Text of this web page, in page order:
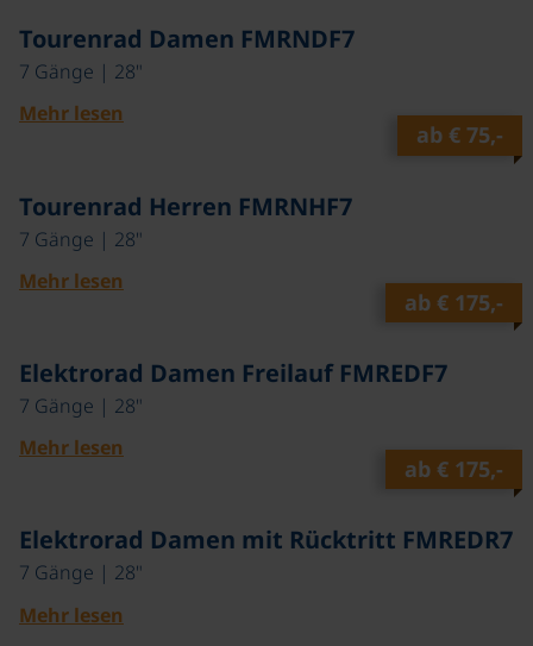
Tourenrad Damen FMRNDF7
7 Gänge | 28"
Mehr lesen
ab € 75,-
Tourenrad Herren FMRNHF7
7 Gänge | 28"
Mehr lesen
ab € 175,-
Elektrorad Damen Freilauf FMREDF7
7 Gänge | 28"
Mehr lesen
ab € 175,-
Elektrorad Damen mit Rücktritt FMREDR7
7 Gänge | 28"
Mehr lesen